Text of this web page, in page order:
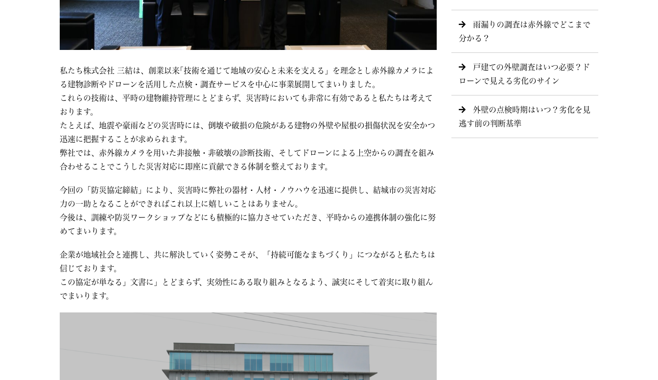
私たち株式会社 三結は、創業以来｢技術を通じて地域の安心と未来を支える」を理念とし赤外線カメラによ
る建物診断やドローンを活用した点検・調査サービスを中心に事業展開してまいりました。
これらの技術は、平時の建物維持管理にとどまらず、災害時においても非常に有効であると私たちは考えて
おります。
たとえば、地震や豪雨などの災害時には、倒壊や破損の危険がある建物の外壁や屋根の損傷状況を安全かつ
迅速に把握することが求められます。
弊社では、赤外線カメラを用いた非接触・非破壊の診断技術、そしてドローンによる上空からの調査を組み
合わせることでこうした災害対応に即座に貢献できる体制を整えております。
今回の「防災協定締結」により、災害時に弊社の器材・人材・ノウハウを迅速に提供し、結城市の災害対応
力の一助となることができればこれ以上に嬉しいことはありません。
今後は、訓練や防災ワークショップなどにも積極的に協力させていただき、平時からの連携体制の強化に努
めてまいります。
企業が地域社会と連携し、共に解決していく姿勢こそが、「持続可能なまちづくり」につながると私たちは
信じております。
この協定が単なる」文書に」とどまらず、実効性にある取り組みとなるよう、誠実にそして着実に取り組ん
でまいります。
雨漏りの調査は赤外線でどこまで
分かる？
戸建ての外壁調査はいつ必要？ド
ローンで見える劣化のサイン
外壁の点検時期はいつ？劣化を見
逃す前の判断基準